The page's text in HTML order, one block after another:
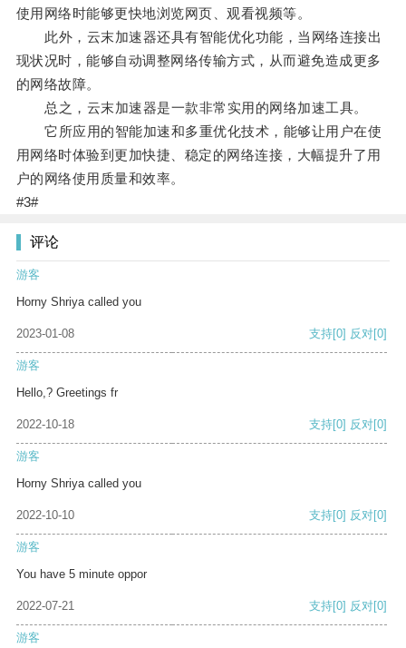
使用网络时能够更快地浏览网页、观看视频等。
此外，云末加速器还具有智能优化功能，当网络连接出
现状况时，能够自动调整网络传输方式，从而避免造成更多
的网络故障。
总之，云末加速器是一款非常实用的网络加速工具。
它所应用的智能加速和多重优化技术，能够让用户在使
用网络时体验到更加快捷、稳定的网络连接，大幅提升了用
户的网络使用质量和效率。
#3#
评论
游客
Horny Shriya called you
2023-01-08 支持[0] 反对[0]
游客
Hello,? Greetings fr
2022-10-18 支持[0] 反对[0]
游客
Horny Shriya called you
2022-10-10 支持[0] 反对[0]
游客
You have 5 minute oppor
2022-07-21 支持[0] 反对[0]
游客